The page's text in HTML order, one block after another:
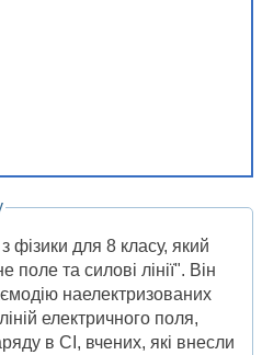
фізики для 8 класу, який
та силові лінії". Він
наелектризованих
електричного поля,
в СІ, вчених, які внесли